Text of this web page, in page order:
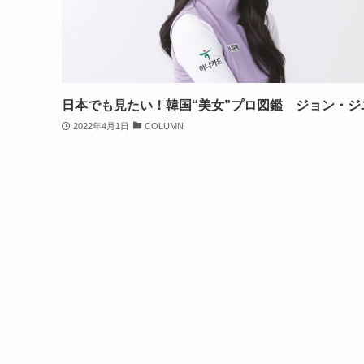
日本でも見たい！韓国“美女”プロ図鑑 ジョン・ジ
2022年4月1日 COLUMN